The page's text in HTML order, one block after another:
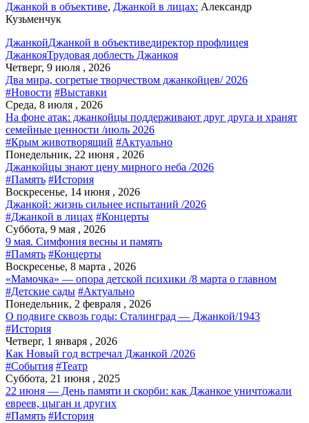
Джанкой в объективе, Джанкой в лицах: Александр
Кузьменчук
ДжанкойДжанкой в объективедиректор профлицея
ДжанкояТрудовая доблесть Джанкоя
Четверг, 9 июля , 2026
Два мира, согретые творчеством джанкойцев/ 2026
#Новости #Выставки
Среда, 8 июля , 2026
На фоне атак: джанкойцы поддерживают друг друга и хранят
семейные ценности /июль 2026
#Крым животворящий #Актуально
Понедельник, 22 июня , 2026
Джанкойцы знают цену мирного неба /2026
#Память #История
Воскресенье, 14 июня , 2026
Джанкой: жизнь сильнее испытаний /2026
#Джанкой в лицах #Концерты
Суббота, 9 мая , 2026
9 мая. Симфония весны и память
#Память #Концерты
Воскресенье, 8 марта , 2026
«Мамочка» — опора детской психики /8 марта о главном
#Детские сады #Актуально
Понедельник, 2 февраля , 2026
О подвиге сквозь годы: Сталинград — Джанкой/1943
#История
Четверг, 1 января , 2026
Как Новый год встречал Джанкой /2026
#События #Театр
Суббота, 21 июня , 2025
22 июня — День памяти и скорби: как Джанкое уничтожали
евреев, цыган и других
#Память #История